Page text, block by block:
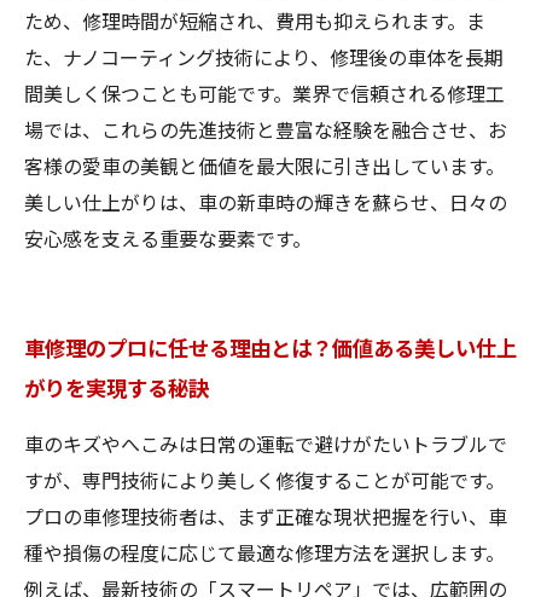
ため、修理時間が短縮され、費用も抑えられます。ま
た、ナノコーティング技術により、修理後の車体を長期
間美しく保つことも可能です。業界で信頼される修理工
場では、これらの先進技術と豊富な経験を融合させ、お
客様の愛車の美観と価値を最大限に引き出しています。
美しい仕上がりは、車の新車時の輝きを蘇らせ、日々の
安心感を支える重要な要素です。
車修理のプロに任せる理由とは？価値ある美しい仕上
がりを実現する秘訣
車のキズやへこみは日常の運転で避けがたいトラブルで
すが、専門技術により美しく修復することが可能です。
プロの車修理技術者は、まず正確な現状把握を行い、車
種や損傷の程度に応じて最適な修理方法を選択します。
例えば、最新技術の「スマートリペア」では、広範囲の